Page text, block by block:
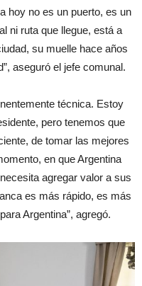
hoy no es un puerto, es un
ni ruta que llegue, está a
su muelle hace años
aseguró el jefe comunal.
técnica. Estoy
pero tenemos que
de tomar las mejores
en que Argentina
agregar valor a sus
es más rápido, es más
Argentina”, agregó.